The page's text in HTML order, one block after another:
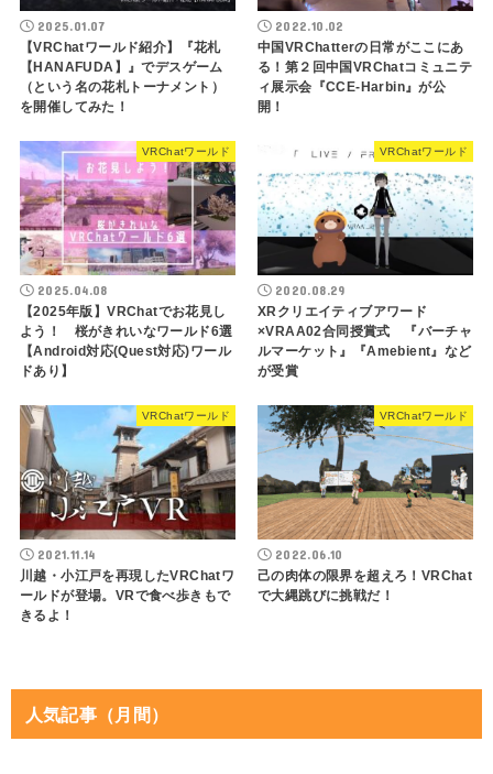
2025.01.07
【VRChatワールド紹介】『花札
【HANAFUDA】』でデスゲーム
（という名の花札トーナメント）
を開催してみた！
2022.10.02
中国VRChatterの日常がここにあ
る！第２回中国VRChatコミュニテ
ィ展示会『CCE-Harbin』が公
開！
VRChatワールド
2025.04.08
【2025年版】VRChatでお花見し
よう！ 桜がきれいなワールド6選
【Android対応(Quest対応)ワール
ドあり】
VRChatワールド
2020.08.29
XRクリエイティブアワード
×VRAA02合同授賞式 『バーチャ
ルマーケット』『Amebient』など
が受賞
VRChatワールド
2021.11.14
川越・小江戸を再現したVRChatワ
ールドが登場。VRで食べ歩きもで
きるよ！
VRChatワールド
2022.06.10
己の肉体の限界を超えろ！VRChat
で大縄跳びに挑戦だ！
人気記事（月間）